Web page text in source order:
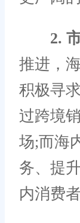
2.
推进，
积极寻
过跨境
场;而海
务、提
内消费者